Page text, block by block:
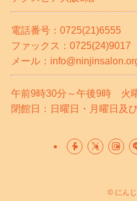
電話番号：0725(21)6555
ファックス：0725(24)9017
メール：
午前9時30分～午後9時 火
閉館日：日曜日・月曜日及
© にん